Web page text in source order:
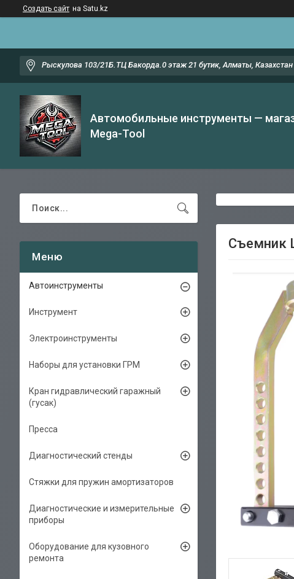
Создать сайт на Satu.kz
Рыскулова 103/21Б.ТЦ Бакорда.0 этаж 21 бутик, Алматы, Казахстан
Автомобильные инструменты —
Mega-Tool
Съемник
Автоинструменты
Инструмент
Электроинструменты
Наборы для установки ГРМ
Кран гидравлический гаражный
(гусак)
Пресса
Диагностический стенды
Стяжки для пружин амортизаторов
Диагностические и измерительные
приборы
Оборудование для кузовного
ремонта